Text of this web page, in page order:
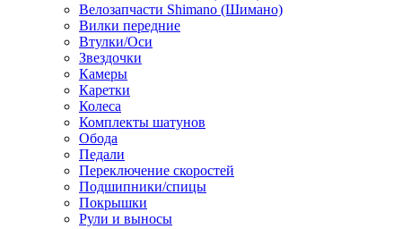
Велозапчасти Shimano (Шимано)
Вилки передние
Втулки/Оси
Звездочки
Камеры
Каретки
Колеса
Комплекты шатунов
Обода
Педали
Переключение скоростей
Подшипники/спицы
Покрышки
Рули и выносы